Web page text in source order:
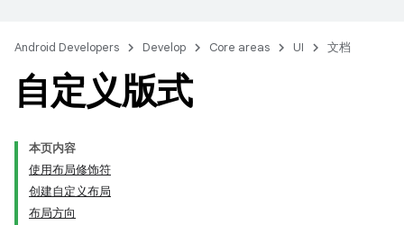
Android Developers Develop Core areas UI 文档
自定义版式
本页内容
使用布局修饰符
创建自定义布局
布局方向